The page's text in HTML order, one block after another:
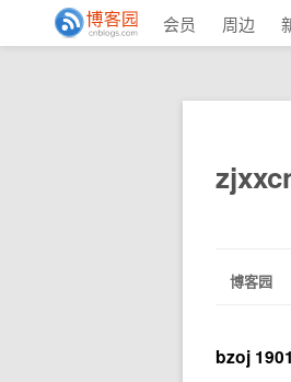
会员 周边
博客园
bzoj